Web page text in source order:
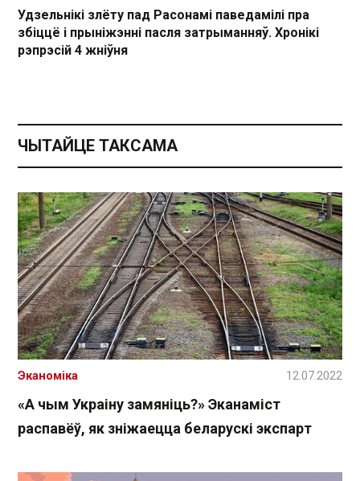
Удзельнікі злёту пад Расонамі паведамілі пра
збіццё і прыніжэнні пасля затрыманняў. Хронікі
рэпрэсій 4 жніўня
ЧЫТАЙЦЕ ТАКСАМА
«А чым Украіну замяніць?» Эканаміст
распавёў, як зніжаецца беларускі экспарт
Эканоміка 12.07.2022